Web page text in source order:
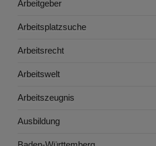
Arbeitgeber
Arbeitsplatzsuche
Arbeitsrecht
Arbeitswelt
Arbeitszeugnis
Ausbildung